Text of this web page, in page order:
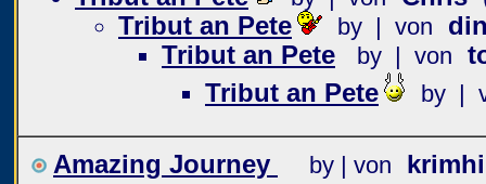
Tribut an Pete by | von
Tribut an Pete
by | von
Tribut an Pete
by |
Amazing Journey by | von